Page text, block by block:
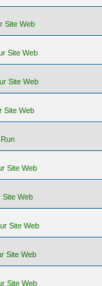
Site Web
Site Web
Site Web
Site Web
Site Web
Site Web
Site Web
Site Web
Site Web